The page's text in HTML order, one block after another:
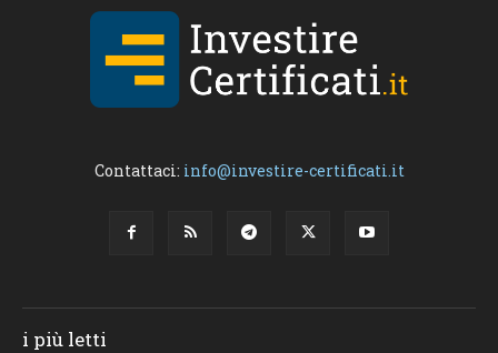
Contattaci: info@investire-certificati.it
i più letti